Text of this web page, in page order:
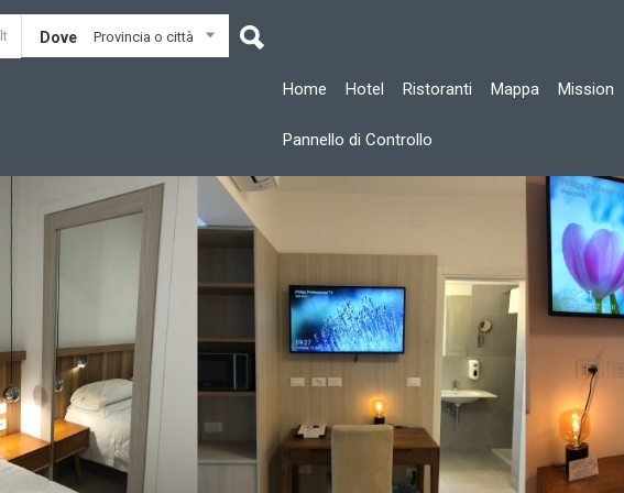
Dove Provincia o città
Home Hotel Ristoranti Mappa Mission
Pannello di Controllo